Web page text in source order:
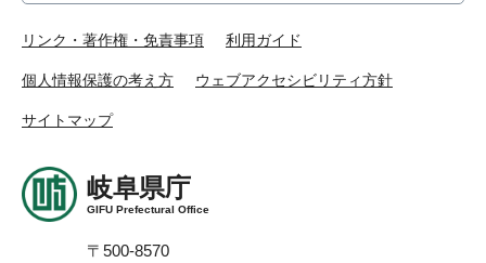
リンク・著作権・免責事項 利用ガイド
個人情報保護の考え方 ウェブアクセシビリティ方針
サイトマップ
岐阜県庁
GIFU Prefectural Office
〒500-8570